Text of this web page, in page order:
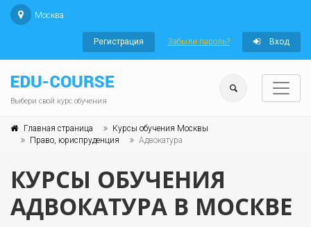
Москва
Регистрация Забыли пароль? Вход
Выбери свой курс обучения
Главная страница
Курсы обучения Москвы
Право, юриспруденция
Адвокатура
КУРСЫ ОБУЧЕНИЯ
АДВОКАТУРА В МОСКВЕ